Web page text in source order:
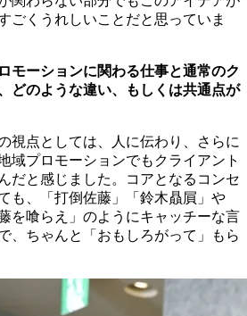
ごくうれしいことだと思っていま
モーションに関わる仕事と通常のク
どのような違い、もしくは共通点が
視点としては、人に伝わり、さらに
域プロモーションでもクライアント
だと感じました。コアとなるコンセ
も、「打倒佐藤」「鈴木贔屓」や
を喰らえ」のようにキャッチーな言
、ちゃんと「おもしろがって」もら